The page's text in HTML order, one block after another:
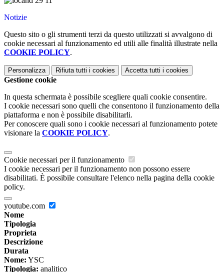
Notizie
Questo sito o gli strumenti terzi da questo utilizzati si avvalgono di
cookie necessari al funzionamento ed utili alle finalità illustrate nella
COOKIE POLICY.
Personalizza Rifiuta tutti i cookies Accetta tutti i cookies
Gestione cookie
In questa schermata è possibile scegliere quali cookie consentire.
I cookie necessari sono quelli che consentono il funzionamento della
piattaforma e non è possibile disabilitarli.
Per conoscere quali sono i cookie necessari al funzionamento potete
visionare la COOKIE POLICY.
Cookie necessari per il funzionamento
I cookie necessari per il funzionamento non possono essere
disabilitati. È possibile consultare l'elenco nella pagina della cookie
policy.
youtube.com
Nome
Tipologia
Proprieta
Descrizione
Durata
Nome: YSC
Tipologia: analitico